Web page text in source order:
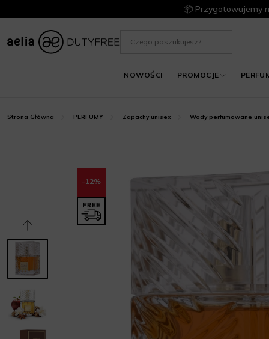
📦 Przygotowujemy
NOWOŚCI PROMOCJE
Strona Główna PERFUMY Zapachy unisex Wody perfumowane
-12%